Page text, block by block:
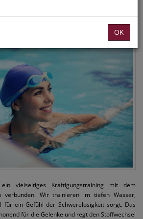
vielseitiges Kräftigungstraining mit dem
verbunden. Wir trainieren im tiefen Wasser,
für ein Gefühl der Schwerelosigkeit sorgt. Das
für die Gelenke und regt den Stoffwechsel
OK